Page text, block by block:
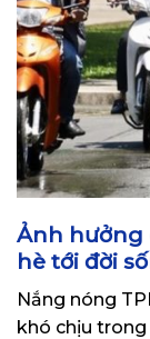
Ảnh hưởng
hè tới đời
Nắng nóng
khó chịu